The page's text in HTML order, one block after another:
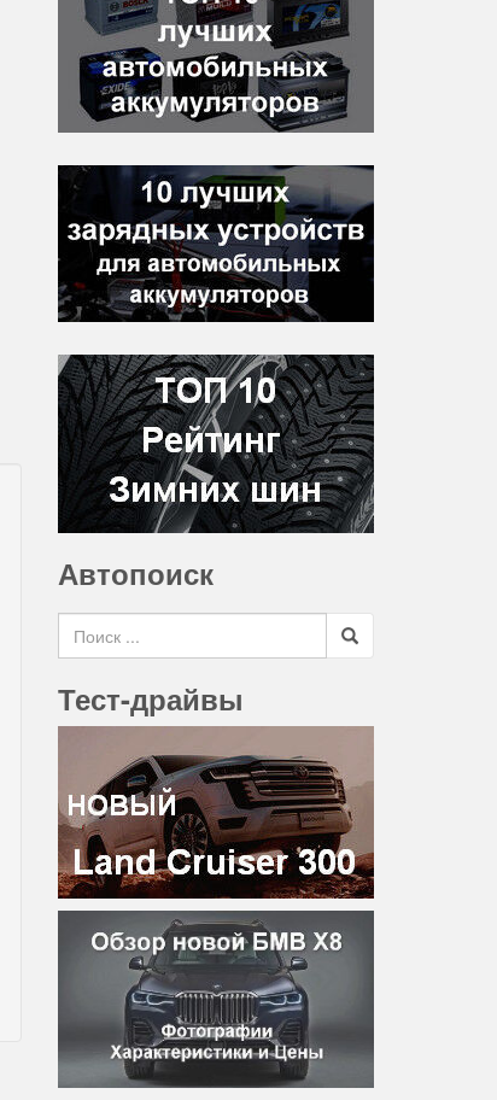
Автопоиск
Search for
Тест-драйвы